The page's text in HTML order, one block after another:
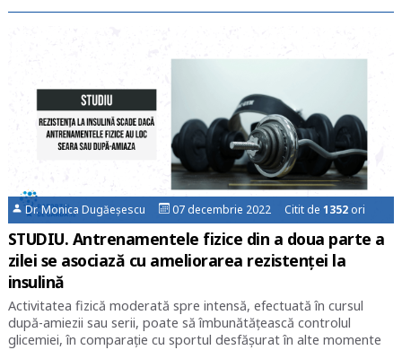
Dr. Monica Dugăeșescu 07 decembrie 2022 Citit de1352 ori
STUDIU. Antrenamentele fizice din a doua parte a
zilei se asociază cu ameliorarea rezistenţei la
insulină
Activitatea fizică moderată spre intensă, efectuată în cursul
după-amiezii sau serii, poate să îmbunătăţească controlul
glicemiei, în comparaţie cu sportul desfăşurat în alte momente